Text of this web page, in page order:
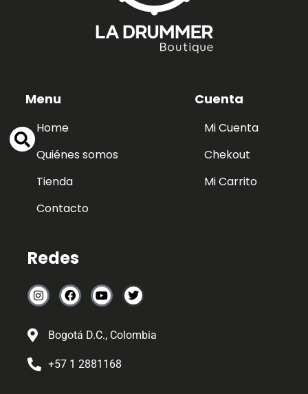
Menu
Home
Quiénes somos
Tienda
Contacto
Cuenta
Mi Cuenta
Chekout
Mi Carrito
Redes
Bogotá D.C., Colombia
+57 1 2881168